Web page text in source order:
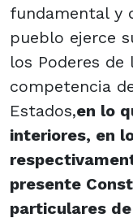
fundamental y
pueblo ejerce
los Poderes de
competencia
Estados,en lo
interiores, en
presente
particulares